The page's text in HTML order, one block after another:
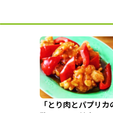
「とり肉とパプリカ